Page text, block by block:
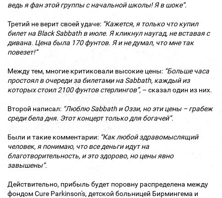
ведь я фан этой группы с начальной школы! Я в шоке”.
Третий не верит своей удаче: “Кажется, я только что купил
билет на Black Sabbath в июле. Я кликнул наугад, не вставая с
дивана. Цена была 170 фунтов. Я и не думал, что мне так
повезет!”
Между тем, многие критиковали высокие цены: “Больше часа
простоял в очереди за билетами на Sabbath, каждый из
которых стоил 2100 фунтов стерлингов”, – сказал один из них.
Второй написал: “Люблю Sabbath и Оззи, но эти цены – грабеж
среди бела дня. Этот концерт только для богачей”.
Были и такие комментарии: “Как любой здравомыслящий
человек, я понимаю, что все деньги идут на
благотворительность, и это здорово, но цены явно
завышены”.
Действительно, прибыль будет поровну распределена между
фондом Cure Parkinson's, детской больницей Бирмингема и